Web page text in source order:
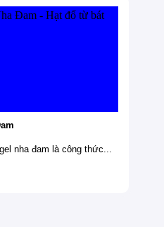
nha đam là công thức...